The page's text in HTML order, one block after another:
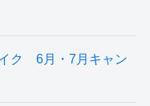
イク 6月・7月キャン